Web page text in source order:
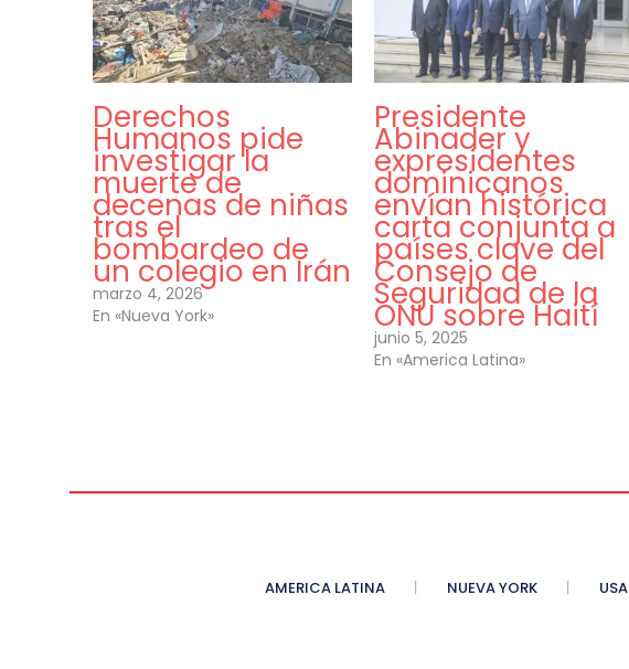
Derechos
Humanos pide
investigar la
muerte de
decenas de niñas
tras el
bombardeo de
un colegio en Irán
marzo 4, 2026
En «Nueva York»
Presidente
Abinader y
expresidentes
dominicanos
envían histórica
carta conjunta a
países clave del
Consejo de
Seguridad de la
ONU sobre Haití
junio 5, 2025
En «America Latina»
AMERICA LATINA NUEVA YORK USA